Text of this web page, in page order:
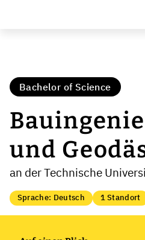
Bachelor of Science
und
an der Technische
Sprache: Deutsch 1 Standort